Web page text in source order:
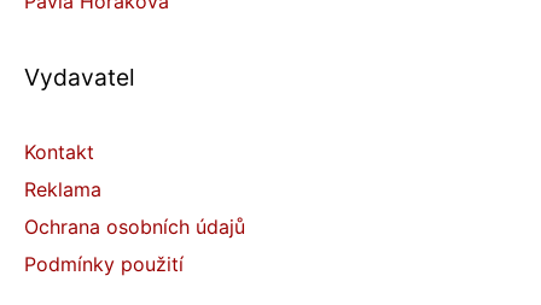
Vydavatel
Kontakt
Reklama
Ochrana osobních údajů
Podmínky použití